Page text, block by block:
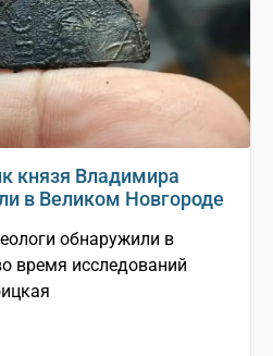
князя Владимира
в Великом Новгороде
обнаружили в
время исследований